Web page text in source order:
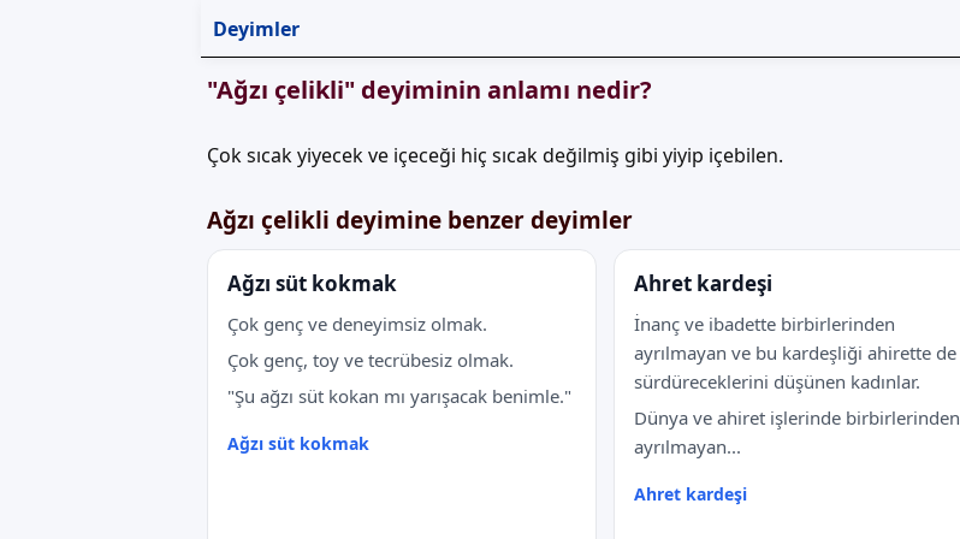
Deyimler
"Ağzı çelikli" deyiminin anlamı nedir?
Çok sıcak yiyecek ve içeceği hiç sıcak değilmiş gibi yiyip içebilen.
Ağzı çelikli deyimine benzer deyimler
Ağzı süt kokmak
Çok genç ve deneyimsiz olmak.
Çok genç, toy ve tecrübesiz olmak.
"Şu ağzı süt kokan mı yarışacak benimle."
Ağzı süt kokmak
Ahret kardeşi
İnanç ve ibadette birbirlerinden
ayrılmayan ve bu kardeşliği ahirette de
sürdüreceklerini düşünen kadınlar.
Dünya ve ahiret işlerinde birbirlerinden
ayrılmayan...
Ahret kardeşi